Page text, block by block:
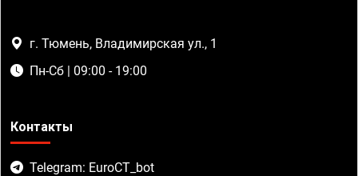
г. Тюмень, Владимирская ул., 1
Пн-Сб | 09:00 - 19:00
Контакты
Telegram: EuroCT_bot